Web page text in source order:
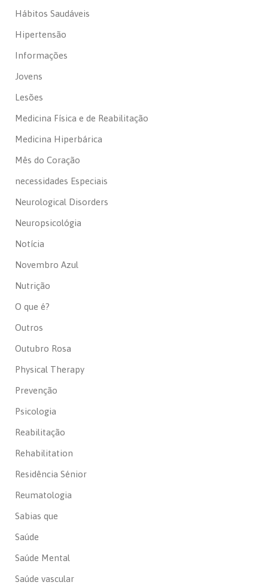
Hábitos Saudáveis
Hipertensão
Informações
Jovens
Lesões
Medicina Física e de Reabilitação
Medicina Hiperbárica
Mês do Coração
necessidades Especiais
Neurological Disorders
Neuropsicológia
Notícia
Novembro Azul
Nutrição
O que é?
Outros
Outubro Rosa
Physical Therapy
Prevenção
Psicologia
Reabilitação
Rehabilitation
Residência Sénior
Reumatologia
Sabias que
Saúde
Saúde Mental
Saúde vascular